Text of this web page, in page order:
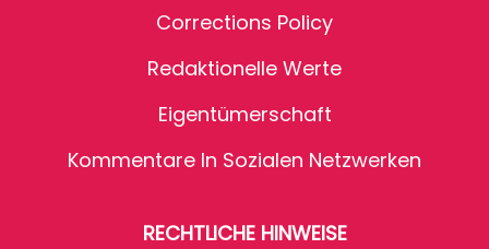
Corrections Policy
Redaktionelle Werte
Eigentümerschaft
Kommentare In Sozialen Netzwerken
RECHTLICHE HINWEISE